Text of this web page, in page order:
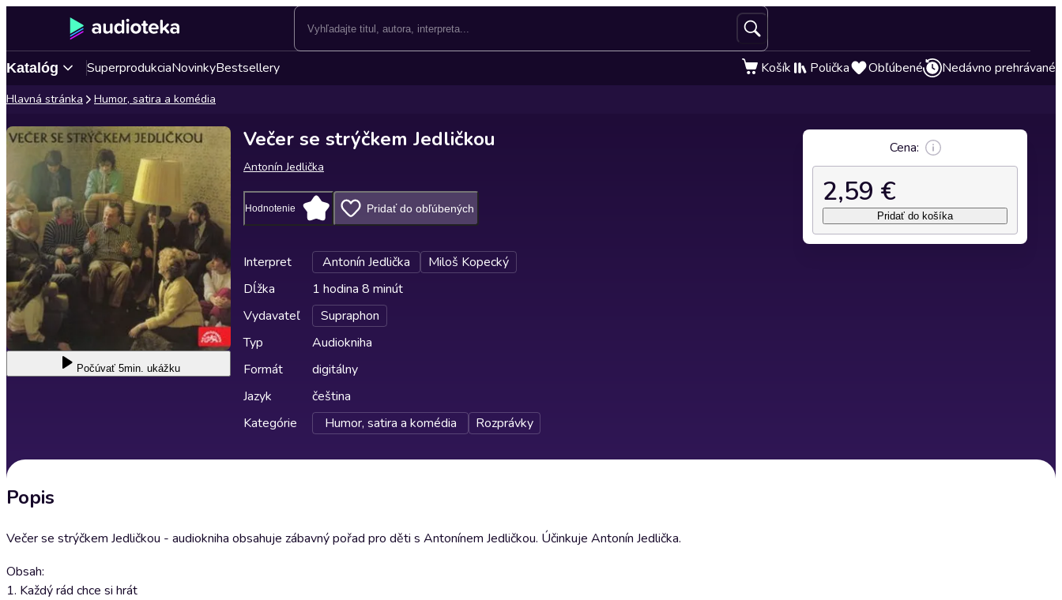
Katalóg SuperprodukciaNovinkyBestsellery Košík Polička Obľúbené Nedávno prehrávané
Hlavná stránka Humor, satira a komédia
Počúvať 5min. ukážku
Večer se strýčkem Jedličkou
Antonín Jedlička
Hodnotenie Pridať do obľúbených
Interpret Antonín Jedlička
Miloš Kopecký
Dĺžka
1 hodina 8 minút
Vydavateľ
Supraphon
Typ
Audiokniha
Formát
digitálny
Jazyk
čeština
Kategórie
Humor, satira a komédia Rozprávky
Popis
Večer se strýčkem Jedličkou - audiokniha obsahuje zábavný pořad pro děti s Antonínem Jedličkou. Účinkuje Antonín Jedlička.
Obsah:
1. Každý rád chce si hrát
Cena:
2,59 €
Pridať do košíka